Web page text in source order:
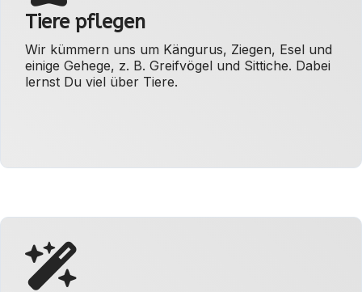
Tiere pflegen
Wir kümmern uns um Kängurus, Ziegen, Esel und
einige Gehege, z. B. Greifvögel und Sittiche. Dabei
lernst Du viel über Tiere.